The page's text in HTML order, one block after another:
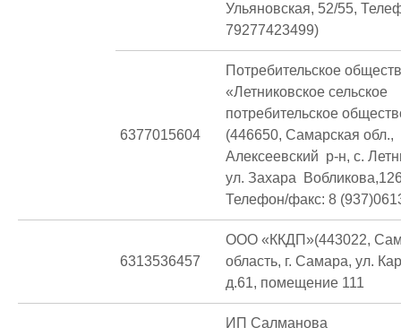
Ульяновская, 52/55,
79277423499)
6377015604
Потребительское
«Летниковское сельское
потребительское
(446650, Самарская обл.,
Алексеевский р-н, с.
ул. Захара
Телефон/факс: 8
6313536457
ООО «ККДП»(443022,
область, г. Самара, ул.
д.61, помещение 111
ИП Салманова